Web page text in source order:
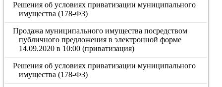
Решения об условиях приватизации муниципального
имущества (178-ФЗ)
Продажа муниципального имущества посредством
публичного предложения в электронной форме
14.09.2020 в 10:00 (приватизация)
Решения об условиях приватизации муниципального
имущества (178-ФЗ)